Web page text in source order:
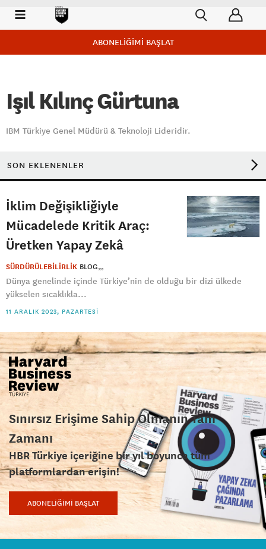
ABONELİĞİMİ BAŞLAT
Işıl Kılınç Gürtuna
IBM Türkiye Genel Müdürü & Teknoloji Lideridir.
SON EKLENENLER
İklim Değişikliğiyle
Mücadelede Kritik Araç:
Üretken Yapay Zekâ
SÜRDÜRÜLEBİLİRLİK BLOG
Dünya genelinde içinde Türkiye’nin de olduğu bir dizi ülkede
yükselen sıcaklıkla...
11 ARALIK 2023, PAZARTESI
Sınırsız Erişime Sahip Olmanın Tam
Zamanı
HBR Türkiye içeriğine bir yıl boyunca tüm
platformlardan erişin!
ABONELİĞİMİ BAŞLAT